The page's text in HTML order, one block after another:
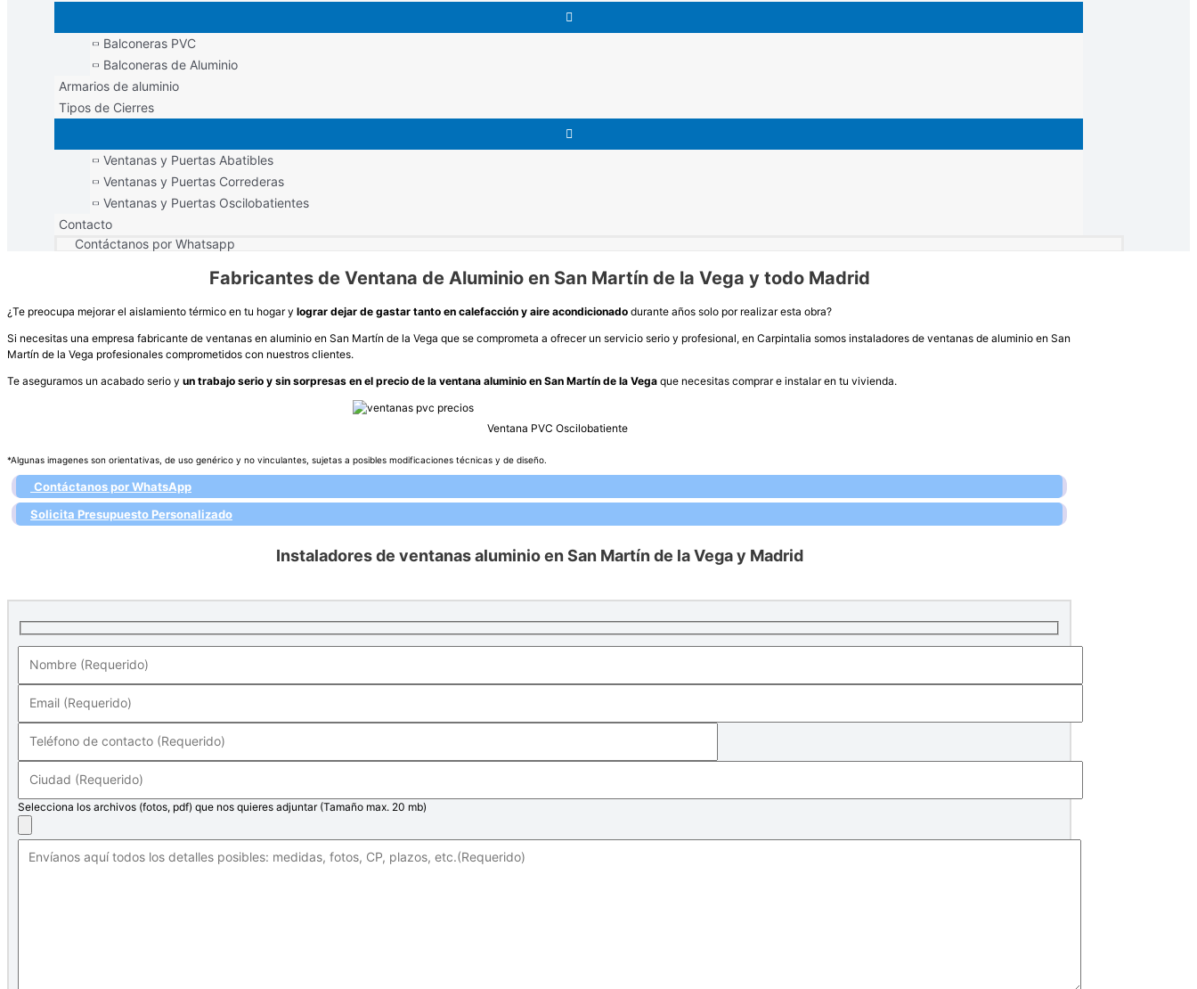
Balconeras PVC
Balconeras de Aluminio
Armarios de aluminio
Tipos de Cierres
Ventanas y Puertas Abatibles
Ventanas y Puertas Correderas
Ventanas y Puertas Oscilobatientes
Contacto
Contáctanos por Whatsapp
Fabricantes de Ventana de Aluminio en San Martín de la Vega y todo Madrid
¿Te preocupa mejorar el aislamiento térmico en tu hogar y lograr dejar de gastar tanto en calefacción y aire acondicionado durante años solo por realizar esta obra?
Si necesitas una empresa fabricante de ventanas en aluminio en San Martín de la Vega que se comprometa a ofrecer un servicio serio y profesional, en Carpintalia somos instaladores de ventanas de aluminio en San
Martín de la Vega profesionales comprometidos con nuestros clientes.
Te aseguramos un acabado serio y un trabajo serio y sin sorpresas en el precio de la ventana aluminio en San Martín de la Vega que necesitas comprar e instalar en tu vivienda.
Ventana PVC Oscilobatiente
*Algunas imagenes son orientativas, de uso genérico y no vinculantes, sujetas a posibles modificaciones técnicas y de diseño.
Contáctanos por WhatsApp
Solicita Presupuesto Personalizado
Instaladores de ventanas aluminio en San Martín de la Vega y Madrid
Selecciona los archivos (fotos, pdf) que nos quieres adjuntar (Tamaño max. 20 mb)